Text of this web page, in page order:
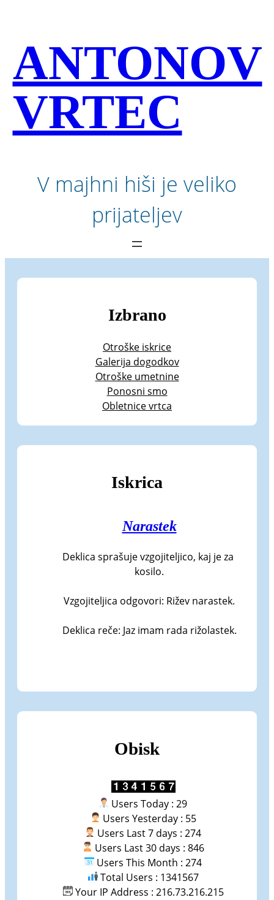
ANTONOV
VRTEC
V majhni hiši je veliko
prijateljev
Izbrano
Otroške iskrice
Galerija dogodkov
Otroške umetnine
Ponosni smo
Obletnice vrtca
Iskrica
Narastek
Deklica sprašuje vzgojiteljico, kaj je za
kosilo.
Vzgojiteljica odgovori: Rižev narastek.
Deklica reče: Jaz imam rada rižolastek.
Obisk
Users Today : 29
Users Yesterday : 55
Users Last 7 days : 274
Users Last 30 days : 846
Users This Month : 274
Total Users : 1341567
Your IP Address : 216.73.216.215